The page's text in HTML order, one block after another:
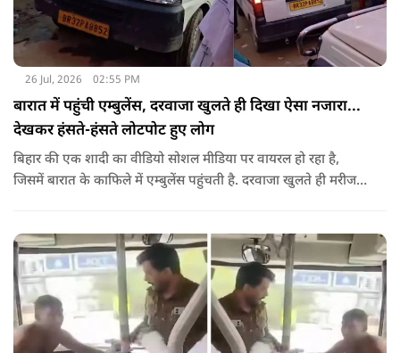
26 Jul, 2026 02:55 PM
बारात में पहुंची एम्बुलेंस, दरवाजा खुलते ही दिखा ऐसा नजारा...
देखकर हंसते-हंसते लोटपोट हुए लोग
बिहार की एक शादी का वीडियो सोशल मीडिया पर वायरल हो रहा है,
जिसमें बारात के काफिले में एम्बुलेंस पहुंचती है. दरवाजा खुलते ही मरीज